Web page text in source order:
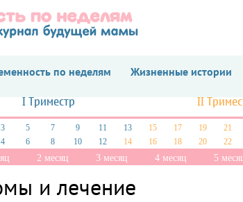
по неделям Жизненные истории
I Триместр II
3 5 7 9 11 13 15 17 19 21
4 6 8 10 12 14 16 18 20 22
2 месяц 3 месяц 4 месяц 5
и лечение